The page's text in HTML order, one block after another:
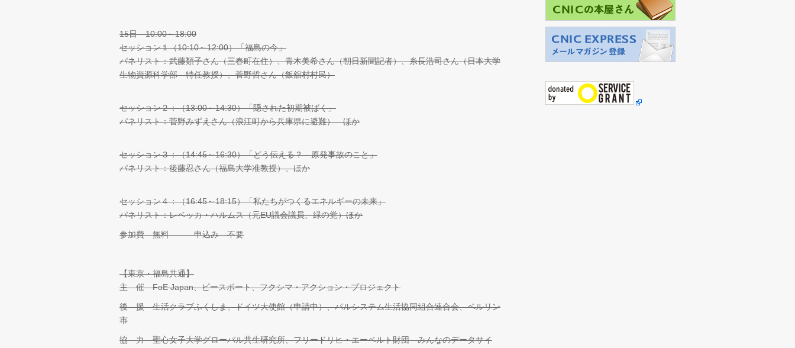
15日 10:00～18:00
セッション１（10:10～12:00）「福島の今」
パネリスト：武藤類子さん（三春町在住）、青木美希さん（朝日新聞記者）、糸長浩司さん（日本大学
生物資源科学部 特任教授）、菅野哲さん（飯舘村村民）
セッション２：（13:00～14:30）「隠された初期被ばく」
パネリスト：菅野みずえさん（浪江町から兵庫県に避難） ほか
セッション３：（14:45～16:30）「どう伝える？ 原発事故のこと」
パネリスト：後藤忍さん（福島大学准教授）、ほか
セッション４：（16:45～18:15）「私たちがつくるエネルギーの未来」
パネリスト：レベッカ・ハルムス（元EU議会議員、緑の党）ほか
参加費 無料 申込み 不要
【東京・福島共通】
主 催 FoE Japan、ピースボート、フクシマ・アクション・プロジェクト
後 援 生活クラブふくしま、ドイツ大使館（申請中）、パルシステム生活協同組合連合会、ベルリン
市
協 力 聖心女子大学グローバル共生研究所、フリードリヒ・エーベルト財団 みんなのデータサイ